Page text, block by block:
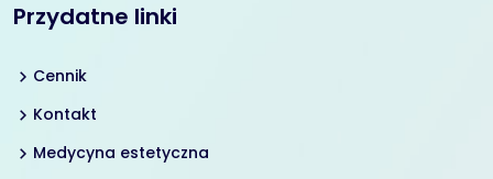
Przydatne linki
Cennik
Kontakt
Medycyna estetyczna